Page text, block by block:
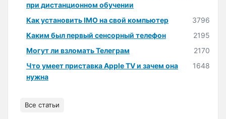
при дистанционном обучении
Как установить IMO на свой компьютер
3796
Каким был первый сенсорный телефон
2195
Могут ли взломать Телеграм
2170
Что умеет приставка Apple TV и зачем она
нужна
1648
Все статьи